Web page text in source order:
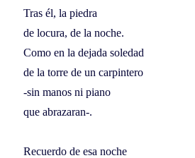
Tras él, la piedra
de locura, de la noche.
Como en la dejada soledad
de la torre de un carpintero
-sin manos ni piano
que abrazaran-.
Recuerdo de esa noche